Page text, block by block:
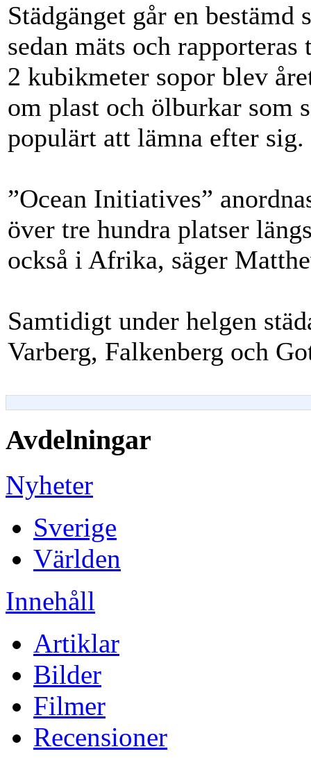
Städgänget går en
sedan mäts och
2 kubikmeter sopor blev
om plast och ölburkar som
populärt att lämna efter sig.
”Ocean Initiatives”
över tre hundra platser
också i Afrika, säger
Samtidigt under helgen
Varberg, Falkenberg och
Avdelningar
Nyheter
Sverige
Världen
Innehåll
Artiklar
Bilder
Filmer
Recensioner